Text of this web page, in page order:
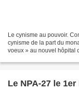
Le cynisme au pouvoir.
cynisme de la part du
voeux » au nouvel hôpital
Le NPA-27 le